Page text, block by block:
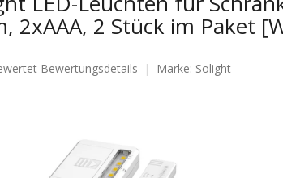
2xAAA, 2 Stück im Paket
Bewertungsdetails Marke: Solight